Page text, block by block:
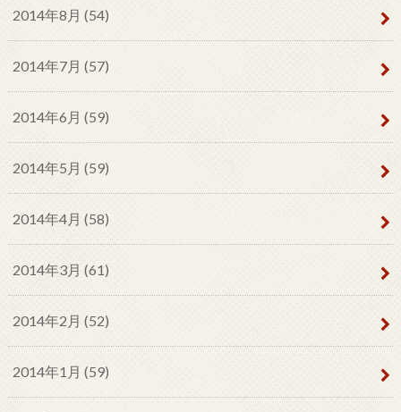
2014年8月 (54)
2014年7月 (57)
2014年6月 (59)
2014年5月 (59)
2014年4月 (58)
2014年3月 (61)
2014年2月 (52)
2014年1月 (59)